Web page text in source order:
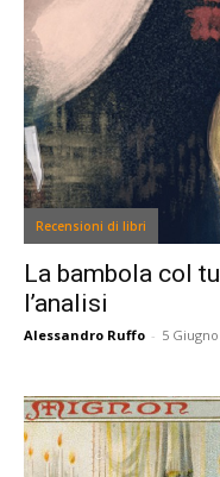
Recensioni di libri
La bambola col
l’analisi
Alessandro Ruffo - 5 Giugno